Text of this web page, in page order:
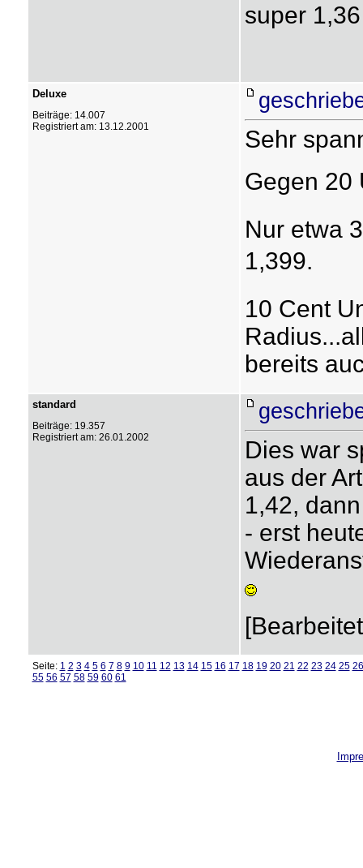
super 1,36
Deluxe
Beiträge: 14.007
Registriert am: 13.12.2001
Sehr
Gegen 20
Nur etwa
1,399.
10 Cent
bereits
standard
Beiträge: 19.357
Registriert am: 26.01.2002
Dies war
aus der
1,42,
- erst
Seite: 1 2 3 4 5 6 7 8 9 10 11 12 13 14 15 16 17 18 19 20 21 22 23 24 25 26
55 56 57 58 59 60 61